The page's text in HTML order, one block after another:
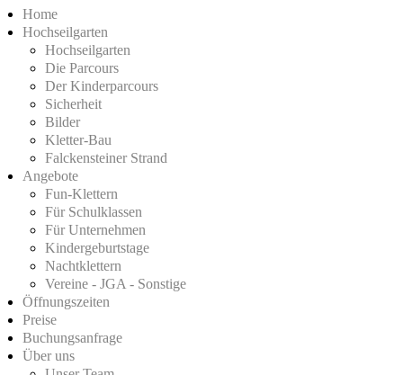
Home
Hochseilgarten
Hochseilgarten
Die Parcours
Der Kinderparcours
Sicherheit
Bilder
Kletter-Bau
Falckensteiner Strand
Angebote
Fun-Klettern
Für Schulklassen
Für Unternehmen
Kindergeburtstage
Nachtklettern
Vereine - JGA - Sonstige
Öffnungszeiten
Preise
Buchungsanfrage
Über uns